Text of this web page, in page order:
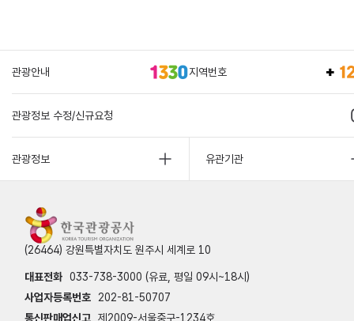
관광안내 지역번호
관광정보 수정/신규요청
관광정보 유관기관
(26464) 강원특별자치도 원주시 세계로 10
대표전화 033-738-3000 (유료, 평일 09시~18시)
사업자등록번호
202-81-50707
통신판매업신고 제2009-서울중구-1234호